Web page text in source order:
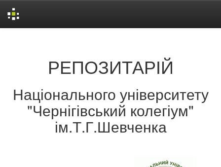
РЕПОЗИТАРІЙ
Національного університету
"Чернігівський колегіум"
ім.Т.Г.Шевченка